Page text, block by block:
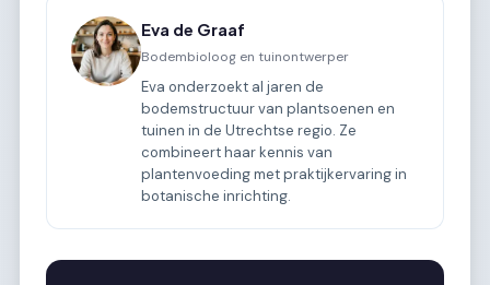
Eva de Graaf
Bodembioloog en tuinontwerper
Eva onderzoekt al jaren de
bodemstructuur van plantsoenen en
tuinen in de Utrechtse regio. Ze
combineert haar kennis van
plantenvoeding met praktijkervaring in
botanische inrichting.